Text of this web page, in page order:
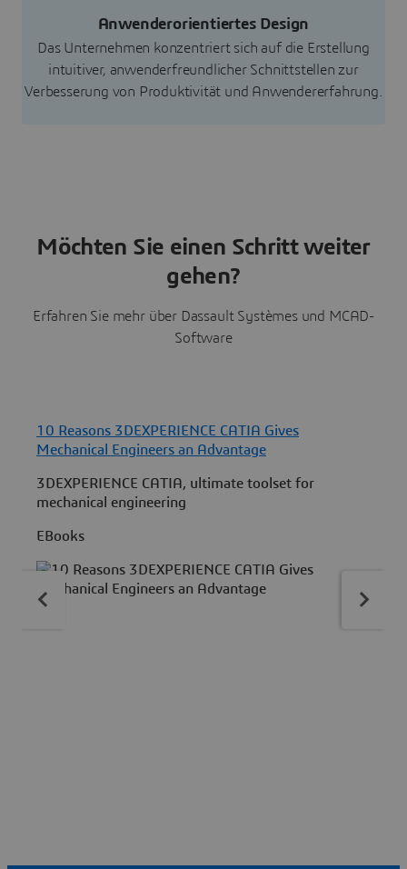
Anwenderorientiertes Design
Das Unternehmen konzentriert sich auf die Erstellung
intuitiver, anwenderfreundlicher Schnittstellen zur
Verbesserung von Produktivität und Anwendererfahrung.
Möchten Sie einen Schritt weiter
gehen?
Erfahren Sie mehr über Dassault Systèmes und MCAD-
Software
10 Reasons 3DEXPERIENCE CATIA Gives
Mechanical Engineers an Advantage
3DEXPERIENCE CATIA, ultimate toolset for
mechanical engineering
EBooks